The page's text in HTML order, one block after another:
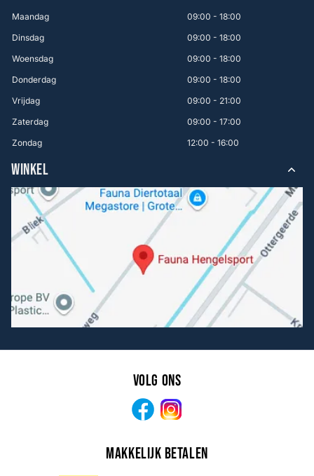
Maandag
09:00 - 18:00
Dinsdag
09:00 - 18:00
Woensdag
09:00 - 18:00
Donderdag
09:00 - 18:00
Vrijdag
09:00 - 21:00
Zaterdag
09:00 - 17:00
Zondag
12:00 - 16:00
WINKEL
Volg ons
Facebook
Makkelijk betalen